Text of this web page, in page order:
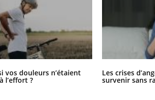
vos douleurs n’étaient
l’effort ?
Les crises
survenir sans